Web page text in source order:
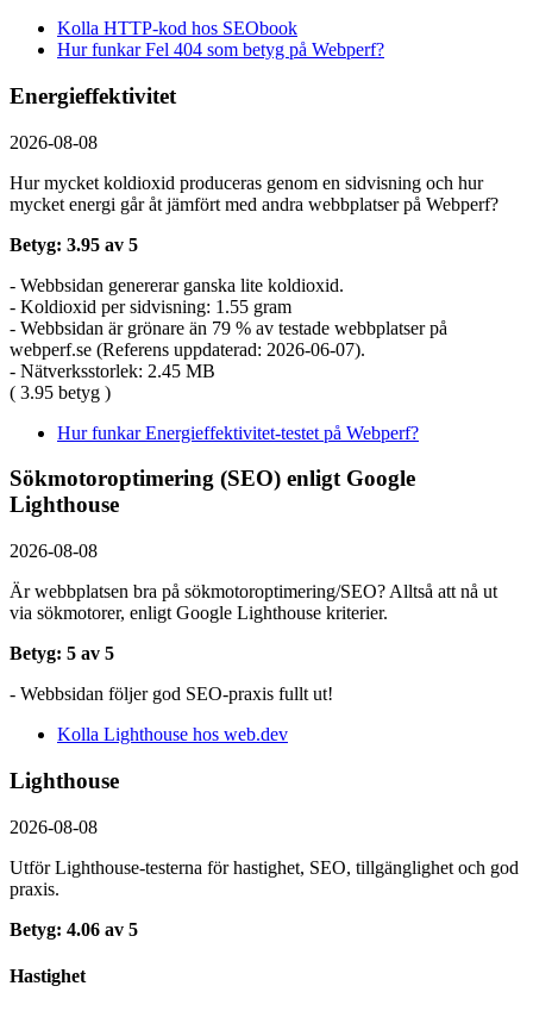
Kolla HTTP-kod hos SEObook
Hur funkar Fel 404 som betyg på Webperf?
Energieffektivitet
2026-08-08
Hur mycket koldioxid produceras genom en sidvisning och hur
mycket energi går åt jämfört med andra webbplatser på Webperf?
Betyg: 3.95 av 5
- Webbsidan genererar ganska lite koldioxid.
- Koldioxid per sidvisning: 1.55 gram
- Webbsidan är grönare än 79 % av testade webbplatser på
webperf.se (Referens uppdaterad: 2026-06-07).
- Nätverksstorlek: 2.45 MB
( 3.95 betyg )
Hur funkar Energieffektivitet-testet på Webperf?
Sökmotoroptimering (SEO) enligt Google
Lighthouse
2026-08-08
Är webbplatsen bra på sökmotoroptimering/SEO? Alltså att nå ut
via sökmotorer, enligt Google Lighthouse kriterier.
Betyg: 5 av 5
- Webbsidan följer god SEO-praxis fullt ut!
Kolla Lighthouse hos web.dev
Lighthouse
2026-08-08
Utför Lighthouse-testerna för hastighet, SEO, tillgänglighet och god
praxis.
Betyg: 4.06 av 5
Hastighet